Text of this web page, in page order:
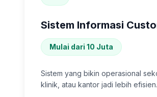
Sistem Informasi
Mulai dari 10 Juta
Sistem yang bikin operasional
klinik, atau kantor jadi lebih efisien.